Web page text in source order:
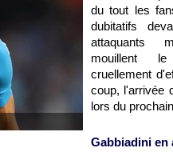
du tout les
dubitatifs
attaquants
mouillent
cruellement
coup, l'arrivée
lors du
Gabbiadini en